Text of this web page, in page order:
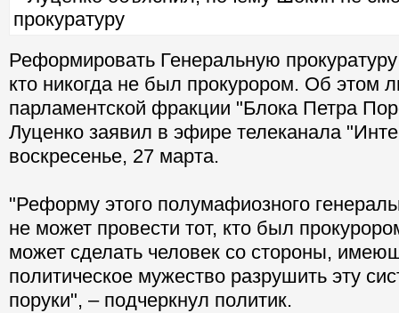
Реформировать Генеральную
кто никогда не был прокурором. Об этом
парламентской фракции "Блока Петра
Луценко заявил в эфире телеканала
воскресенье, 27 марта.
"Реформу этого полумафиозного
не может провести тот, кто был
может сделать человек со стороны,
политическое мужество разрушить эту
поруки", – подчеркнул политик.